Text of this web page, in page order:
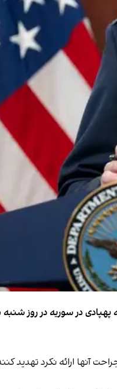
سرباز آمریکایی پس از یک حمله پهپادی در
آنها ارائه نکرد تهدید